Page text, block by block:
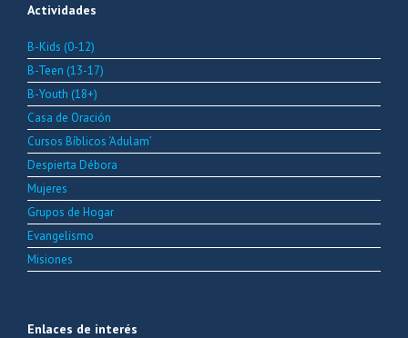
Actividades
B-Kids (0-12)
B-Teen (13-17)
B-Youth (18+)
Casa de Oración
Cursos Bíblicos ‘Adulam’
Despierta Débora
Mujeres
Grupos de Hogar
Evangelismo
Misiones
Enlaces de interés